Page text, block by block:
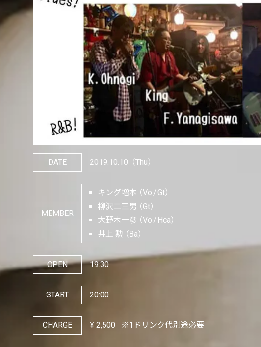
DATE 2019.10.10 （Thu）
MEMBER
キング増本 Vo
Gt
柳沢二三男
Gt
大野木一彦
Vo
Hca
井上 勲
Ba
OPEN 19:30
START 20:00
CHARGE ¥ 2,500 ※1ドリンク代別途必要